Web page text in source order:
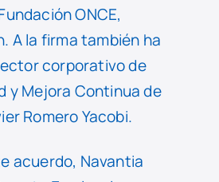
ONCE,
A la firma también ha
corporativo de
y Mejora Continua de
Romero Yacobi.
acuerdo, Navantia